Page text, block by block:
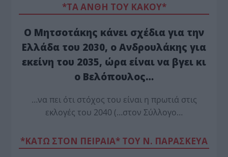
*ΤΑ ΆΝΘΗ ΤΟΥ ΚΑΚΟΎ*
Ο Μητσοτάκης κάνει σχέδια για την
Ελλάδα του 2030, ο Ανδρουλάκης για
εκείνη του 2035, ώρα είναι να βγει κι
ο Βελόπουλος…
…να πει ότι στόχος του είναι η πρωτιά στις
εκλογές του 2040 (…στον Σύλλογο…
*ΚΑΤΩ ΣΤΟΝ ΠΕΙΡΑΙΑ* ΤΟΥ Ν. ΠΑΡΑΣΚΕΥΑ